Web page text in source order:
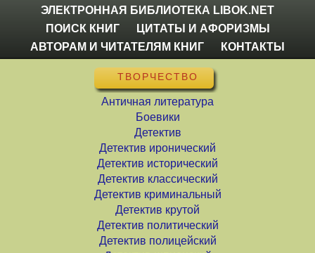
ЭЛЕКТРОННАЯ БИБЛИОТЕКА LIBOK.NET
ПОИСК КНИГ
ЦИТАТЫ И АФОРИЗМЫ
АВТОРАМ И ЧИТАТЕЛЯМ КНИГ
КОНТАКТЫ
ТВОРЧЕСТВО
Античная литература
Боевики
Детектив
Детектив иронический
Детектив исторический
Детектив классический
Детектив криминальный
Детектив крутой
Детектив политический
Детектив полицейский